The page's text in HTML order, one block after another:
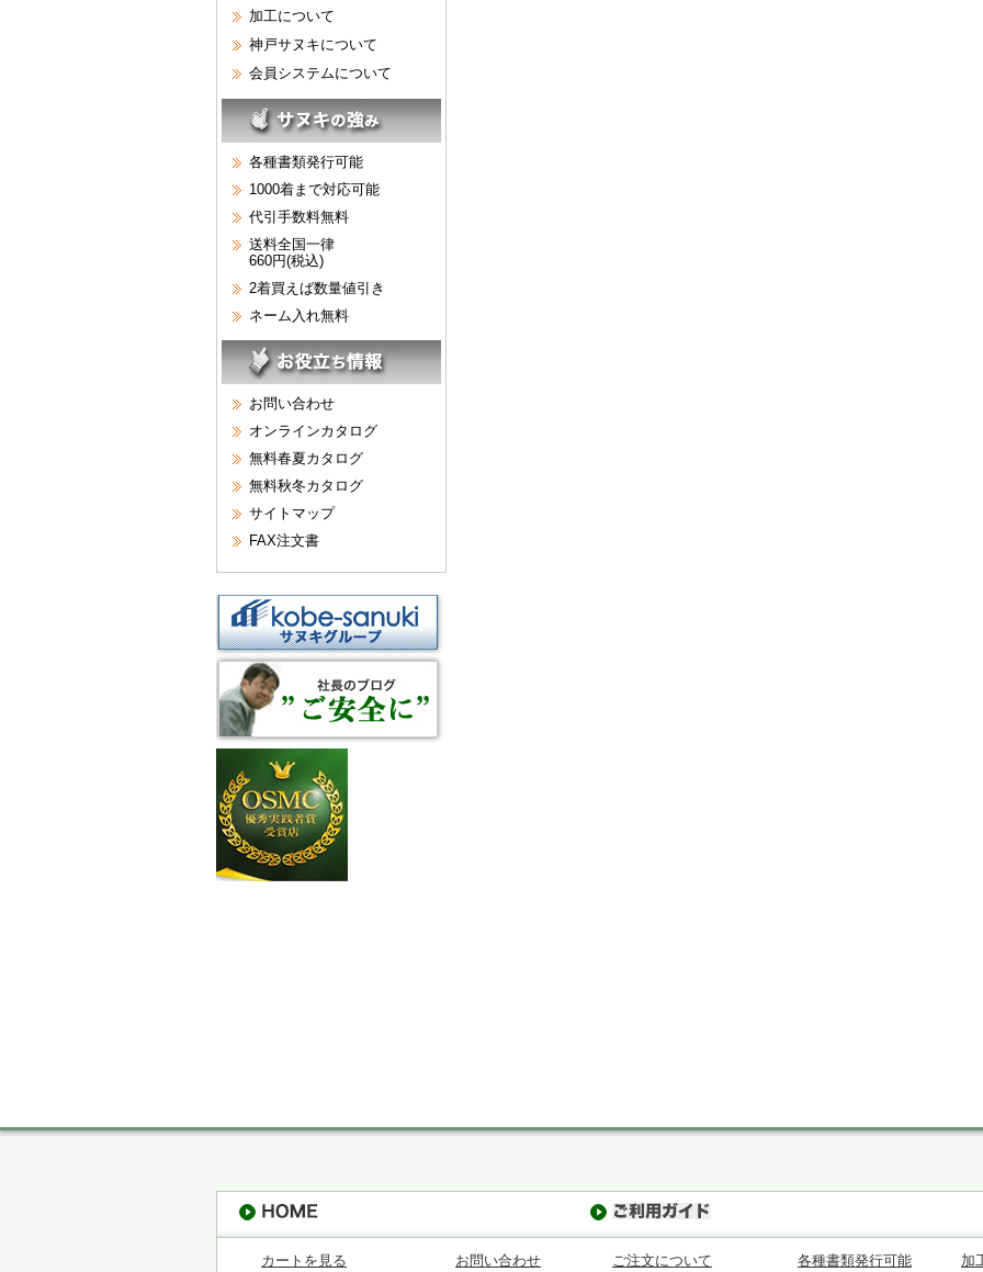
加工について
神戸サヌキについて
会員システムについて
各種書類発行可能
1000着まで対応可能
代引手数料無料
送料全国一律
660円(税込)
2着買えば数量値引き
ネーム入れ無料
お問い合わせ
オンラインカタログ
無料春夏カタログ
無料秋冬カタログ
サイトマップ
FAX注文書
カートを見る お問い合わせ ご注文について 各種書類発行可能 加